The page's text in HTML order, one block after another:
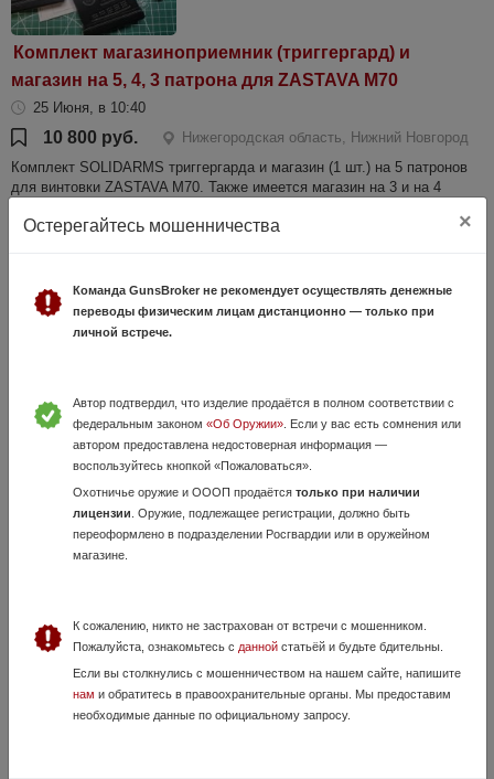
Комплект магазиноприемник (триггергард) и
магазин на 5, 4, 3 патрона для ZASTAVA M70
25 Июня, в 10:40
10 800 руб.
Нижегородская область, Нижний Новгород
Комплект SOLIDARMS триггергарда и магазин (1 шт.) на 5 патронов
для винтовки ZASTAVA M70. Также имеется магазин на 3 и на 4
пружиной. Идеально сов...
ДТКП ЦиклонЪ
47 000 руб.
Нижегородская область, Нижний Новгород
ДТКП ЦиклонЪ от Аирмастер. Новый, не применялся. Цена за
комплект.
Остерегайтесь мошенничества ×
Команда GunsBroker не рекомендует осуществлять денежные
переводы физическим лицам дистанционно — только при
личной встрече.
Автор подтвердил, что изделие продаётся в полном соответствии с
федеральным законом «Об Оружии». Если у вас есть сомнения или
автором предоставлена недостоверная информация —
воспользуйтесь кнопкой «Пожаловаться».
Охотничье оружие и ОООП продаётся только при наличии
лицензии . Оружие, подлежащее регистрации, должно быть
переоформлено в подразделении Росгвардии или в оружейном
магазине.
К сожалению, никто не застрахован от встречи с мошенником.
Пожалуйста, ознакомьтесь с даннойстатьёй и будьте бдительны.
Если вы столкнулись с мошенничеством на нашем сайте, напишите
нам и обратитесь в правоохранительные органы. Мы предоставим
необходимые данные по официальному запросу.